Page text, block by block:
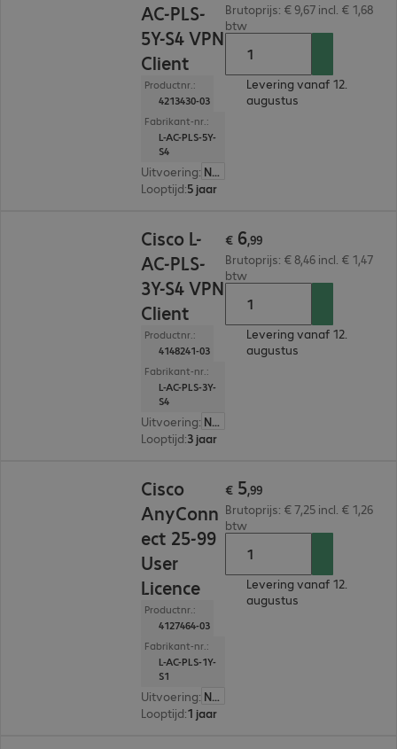
AC-PLS-
5Y-S4 VPN
Client
Productnr.:
4213430-03
Fabrikant-nr.:
L-AC-PLS-5Y-
S4
Uitvoering:
Nederland
Looptijd:5 jaar
Brutoprijs: € 9,67 incl. € 1,68
btw
Levering vanaf 12.
augustus
Cisco L-
AC-PLS-
3Y-S4 VPN
Client
Productnr.:
4148241-03
Fabrikant-nr.:
L-AC-PLS-3Y-
S4
Uitvoering:
Nederland
Looptijd:3 jaar
€ 6,99
Brutoprijs: € 8,46 incl. € 1,47
btw
Levering vanaf 12.
augustus
Cisco
AnyConn
ect 25-99
User
Licence
Productnr.:
4127464-03
Fabrikant-nr.:
L-AC-PLS-1Y-
S1
Uitvoering:
Nederland
Looptijd:1 jaar
€ 5,99
Brutoprijs: € 7,25 incl. € 1,26
btw
Levering vanaf 12.
augustus